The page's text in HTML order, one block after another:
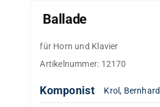
Ballade
für Horn und Klavier
Artikelnummer: 12170
Komponist Krol, Bernhard